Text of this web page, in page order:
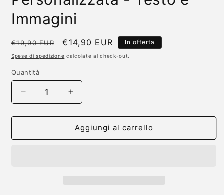
Immagini
Prezzo
di
€19,90 EUR
Prezzo
scontato
€14,90 EUR In offerta
Spese di spedizione calcolate al check-out.
Quantità
Quantità
Diminuisci
quantità
per
Tote
Aumenta
quantità
per
Shopper
Tote
Aggiungi al carrello